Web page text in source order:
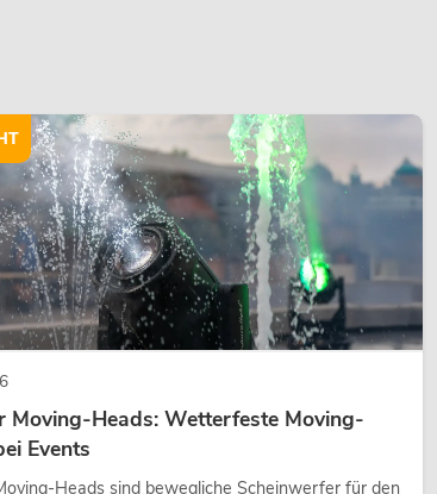
Moving-Heads: Wetterfeste Moving-
Events
Heads sind bewegliche Scheinwerfer für den